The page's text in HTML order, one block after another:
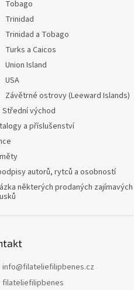
Tobago
Trinidad
Trinidad a Tobago
Turks a Caicos
Union Island
USA
Závětrné ostrovy (Leeward Islands)
Střední východ
a příslušenství
autorů, rytců a osobností
některých prodaných zajímavých
info@filateliefilipbenes.cz
filateliefilipbenes